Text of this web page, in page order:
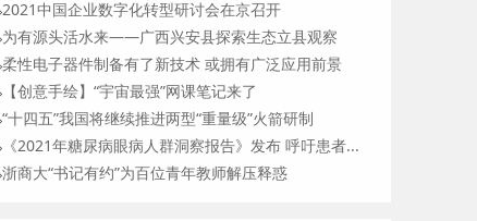
2021中国企业数字化转型研讨会在京召开
为有源头活水来——广西兴安县探索生态立县观察
柔性电子器件制备有了新技术 或拥有广泛应用前景
【创意手绘】“宇宙最强”网课笔记来了
“十四五”我国将继续推进两型“重量级”火箭研制
《2021年糖尿病眼病人群洞察报告》发布 呼吁患者...
浙商大“书记有约”为百位青年教师解压释惑